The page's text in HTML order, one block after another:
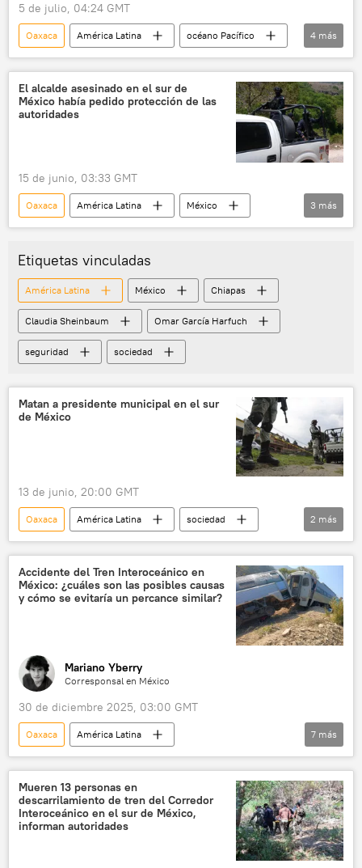
5 de julio, 04:24 GMT
Oaxaca América Latina
océano Pacífico
México
Claudia Sheinbaum
drogas
incautación
4 más
El alcalde asesinado en el sur de
México había pedido protección de las
autoridades
15 de junio, 03:33 GMT
Oaxaca América Latina
México
Partido Acción Nacional (PAN)
homicidio
seguridad
3 más
Etiquetas vinculadas
América Latina México Chiapas
Claudia Sheinbaum Omar García Harfuch
seguridad sociedad
Matan a presidente municipal en el sur
de México
13 de junio, 20:00 GMT
Oaxaca América Latina
sociedad
seguridad
homicidio
2 más
Accidente del Tren Interoceánico en
México: ¿cuáles son las posibles causas
y cómo se evitaría un percance similar?
Mariano Yberry
Corresponsal en México
30 de diciembre 2025, 03:00 GMT
Oaxaca
América Latina
Andrés Manuel López Obrador
Claudia Sheinbaum
💬 Opinión y Análisis
Corredor Interoceánico
Coatzacoalcos
7 más
Mueren 13 personas en
descarrilamiento de tren del Corredor
Interoceánico en el sur de México,
informan autoridades